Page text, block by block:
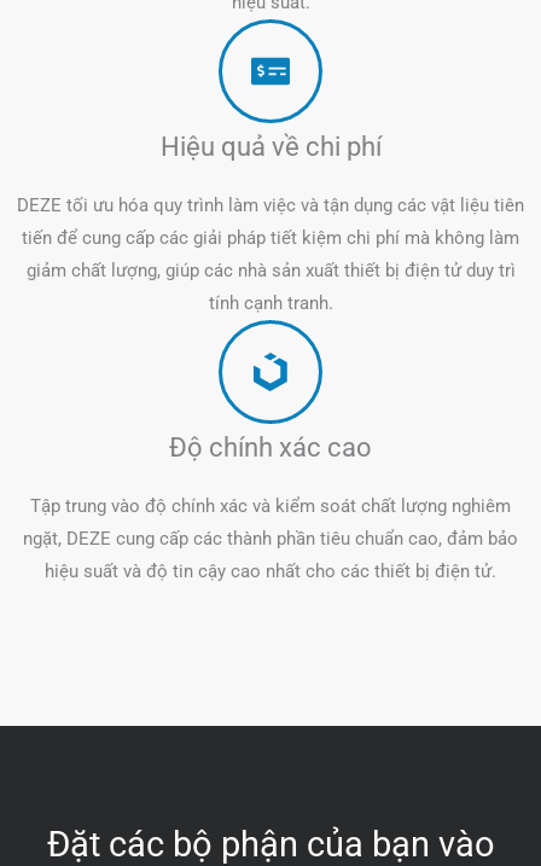
Hiệu quả về chi phí
DEZE tối ưu hóa quy trình làm việc và tận dụng các vật liệu tiên
tiến để cung cấp các giải pháp tiết kiệm chi phí mà không làm
giảm chất lượng, giúp các nhà sản xuất thiết bị điện tử duy trì
tính cạnh tranh.
Độ chính xác cao
Tập trung vào độ chính xác và kiểm soát chất lượng nghiêm
ngặt, DEZE cung cấp các thành phần tiêu chuẩn cao, đảm bảo
hiệu suất và độ tin cậy cao nhất cho các thiết bị điện tử.
Đặt các bộ phận của bạn vào